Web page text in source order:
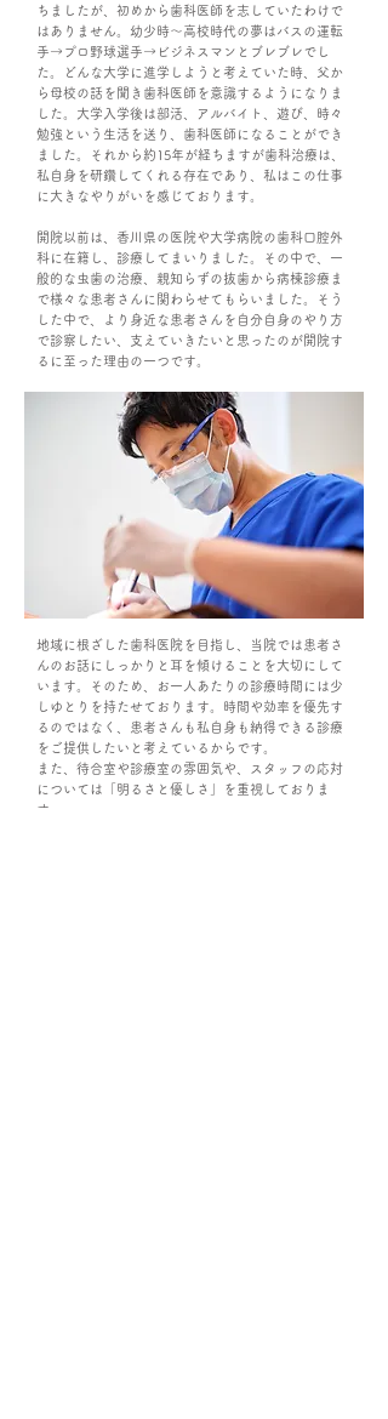
ちましたが、初めから歯科医師を志していたわけで
はありません。幼少時～高校時代の夢はバスの運転
手→プロ野球選手→ビジネスマンとブレブレでし
た。どんな大学に進学しようと考えていた時、父か
ら母校の話を聞き歯科医師を意識するようになりま
した。大学入学後は部活、アルバイト、遊び、時々
勉強という生活を送り、歯科医師になることができ
ました。それから約15年が経ちますが歯科治療は、
私自身を研鑽してくれる存在であり、私はこの仕事
に大きなやりがいを感じております。
開院以前は、香川県の医院や大学病院の歯科口腔外
科に在籍し、診療してまいりました。その中で、一
般的な虫歯の治療、親知らずの抜歯から病棟診療ま
で様々な患者さんに関わらせてもらいました。そう
した中で、より身近な患者さんを自分自身のやり方
で診察したい、支えていきたいと思ったのが開院す
るに至った理由の一つです。
地域に根ざした歯科医院を目指し、当院では患者さ
んのお話にしっかりと耳を傾けることを大切にして
います。そのため、お一人あたりの診療時間には少
しゆとりを持たせております。時間や効率を優先す
るのではなく、患者さんも私自身も納得できる診療
をご提供したいと考えているからです。
また、待合室や診療室の雰囲気や、スタッフの応対
については「明るさと優しさ」を重視しておりま
す。